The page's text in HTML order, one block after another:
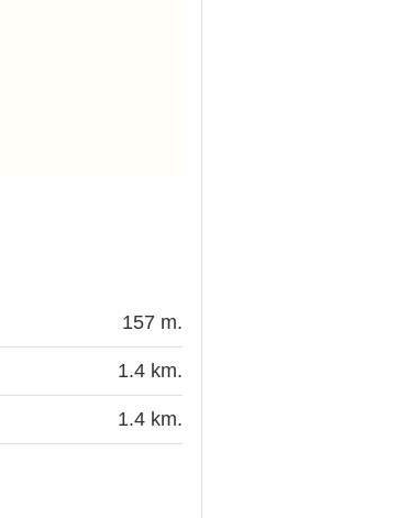
157 m.
1.4 km.
1.4 km.